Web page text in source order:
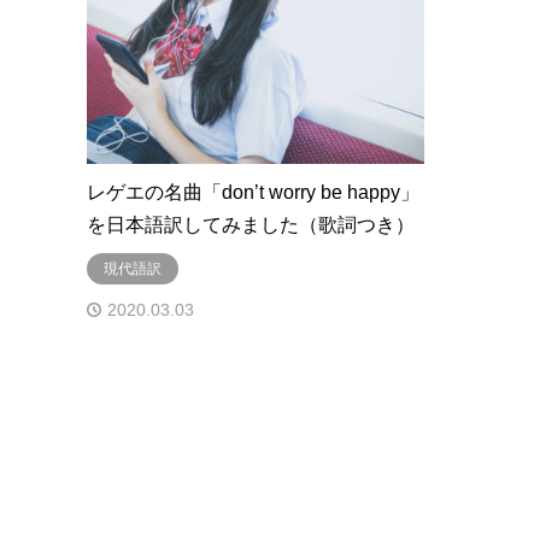
レゲエの名曲「don’t worry be happy」
を日本語訳してみました（歌詞つき）
現代語訳
2020.03.03